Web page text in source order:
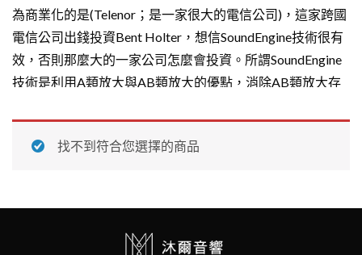
為商業化的是(Telenor；是一家很大的電信公司)，這家跨國
電信公司出錢投資Bent Holter，想信SoundEngine技術很有
效，否則那麼大的一家公司怎麼會投資。所謂SoundEngine
技術是利用A類放大與AB類放大的優點，消除AB類放大存
最低的效果。
Bent Holter首做的擴大機是給自己用的。Telenor出錢支持
1996年推出CD唱盤，目前公司產品有五型綜合擴大機，二
找不到符合您選擇的商品